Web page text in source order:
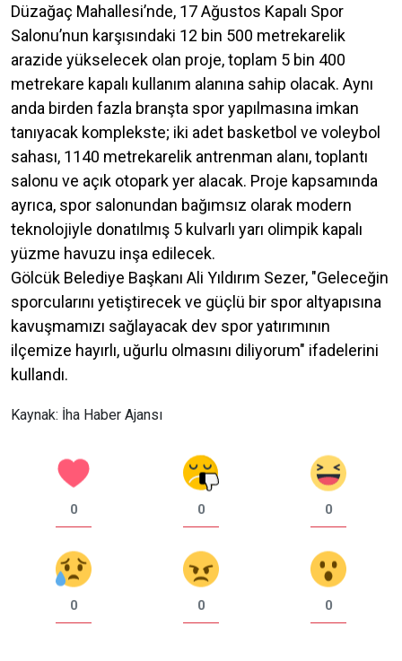
Düzağaç Mahallesi’nde, 17 Ağustos Kapalı Spor
Salonu’nun karşısındaki 12 bin 500 metrekarelik
arazide yükselecek olan proje, toplam 5 bin 400
metrekare kapalı kullanım alanına sahip olacak. Aynı
anda birden fazla branşta spor yapılmasına imkan
tanıyacak komplekste; iki adet basketbol ve voleybol
sahası, 1140 metrekarelik antrenman alanı, toplantı
salonu ve açık otopark yer alacak. Proje kapsamında
ayrıca, spor salonundan bağımsız olarak modern
teknolojiyle donatılmış 5 kulvarlı yarı olimpik kapalı
yüzme havuzu inşa edilecek.
Gölcük Belediye Başkanı Ali Yıldırım Sezer, "Geleceğin
sporcularını yetiştirecek ve güçlü bir spor altyapısına
kavuşmamızı sağlayacak dev spor yatırımının
ilçemize hayırlı, uğurlu olmasını diliyorum" ifadelerini
kullandı.
Kaynak: İha Haber Ajansı
0 0 0
0 0 0